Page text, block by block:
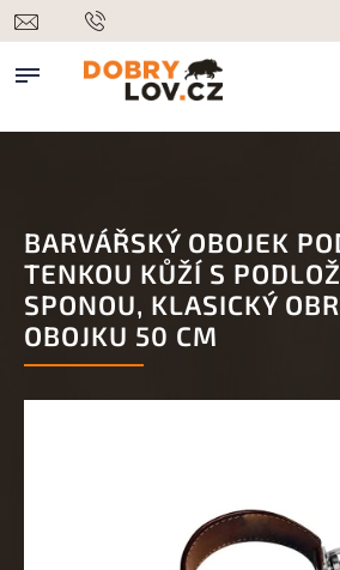
BARVÁŘSKÝ OBOJEK
TENKOU KŮŽÍ S
SPONOU, KLASICKÝ
OBOJKU 50 CM